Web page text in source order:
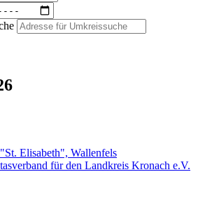
Elisabeth", Wallenfels
für den Landkreis Kronach e.V.